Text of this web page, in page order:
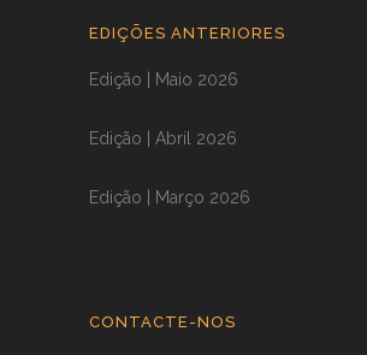
EDIÇÕES ANTERIORES
Edição | Maio 2026
Edição | Abril 2026
Edição | Março 2026
CONTACTE-NOS